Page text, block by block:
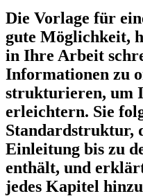
Die Vorlage für
gute Möglichkeit,
in Ihre Arbeit
Informationen zu
strukturieren, um
erleichtern. Sie
Standardstruktur,
Einleitung bis zu
enthält, und
jedes Kapitel